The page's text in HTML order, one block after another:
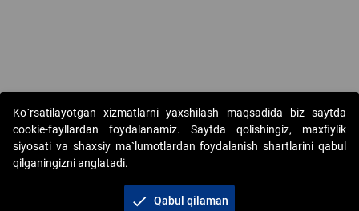
Copyright © 2017-2026. "Elektron onlayn-auksionlarni
tashkil etish" AJ. Barcha huquqlar himoyalangan
Ko`rsatilayotgan xizmatlarni yaxshilash maqsadida biz saytda
cookie-fayllardan foydalanamiz. Saytda qolishingiz, maxfiylik
siyosati va shaxsiy ma`lumotlardan foydalanish shartlarini qabul
qilganingizni anglatadi.
check Qabul qilaman